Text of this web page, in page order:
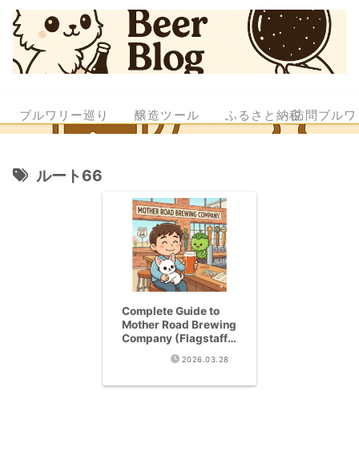
ブルワリー巡り 醸造ツール ふるさと納税訪問ブル
ルート66
Complete Guide to
Mother Road Brewing
Company (Flagstaff,
AZ) | Everything
About Arizona’s #1
2026.03.28